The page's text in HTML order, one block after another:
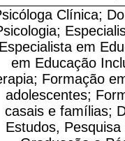
Clínica;
Especialista em
em Educação
Formação
adolescentes;
casais e famílias;
Estudos,